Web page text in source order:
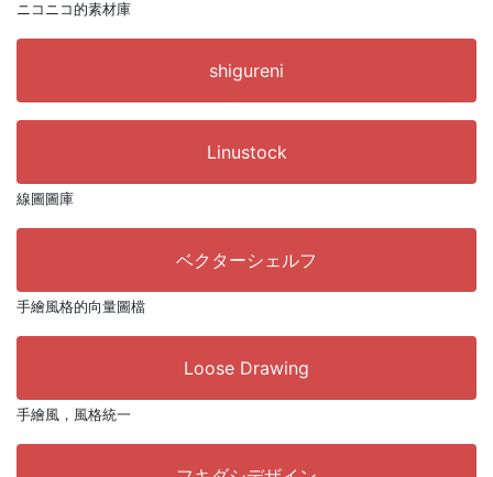
ニコニコ的素材庫
shigureni
Linustock
線圖圖庫
ベクターシェルフ
手繪風格的向量圖檔
Loose Drawing
手繪風，風格統一